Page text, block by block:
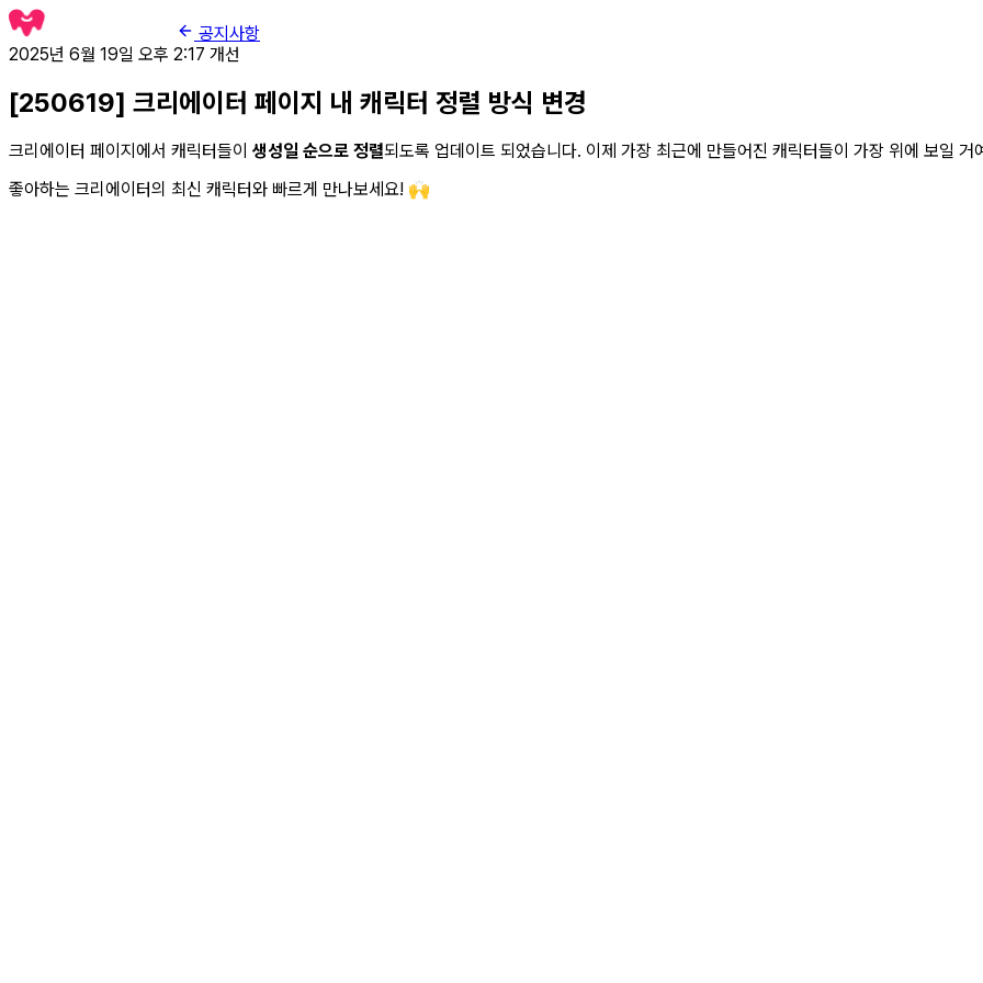
공지사항
2025년 6월 19일 오후 2:17 개선
[250619] 크리에이터 페이지 내 캐릭터 정렬 방식 변경
크리에이터 페이지에서 캐릭터들이 생성일 순으로 정렬되도록 업데이트 되었습니다. 이제 가장 최근에 만들어진 캐릭터들이 가장 위에 보일 거
좋아하는 크리에이터의 최신 캐릭터와 빠르게 만나보세요! 🙌